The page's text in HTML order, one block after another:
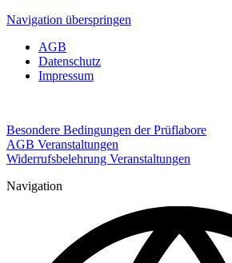
Navigation überspringen
AGB
Datenschutz
Impressum
Besondere Bedingungen der Prüflabore
AGB Veranstaltungen
Widerrufsbelehrung Veranstaltungen
Navigation